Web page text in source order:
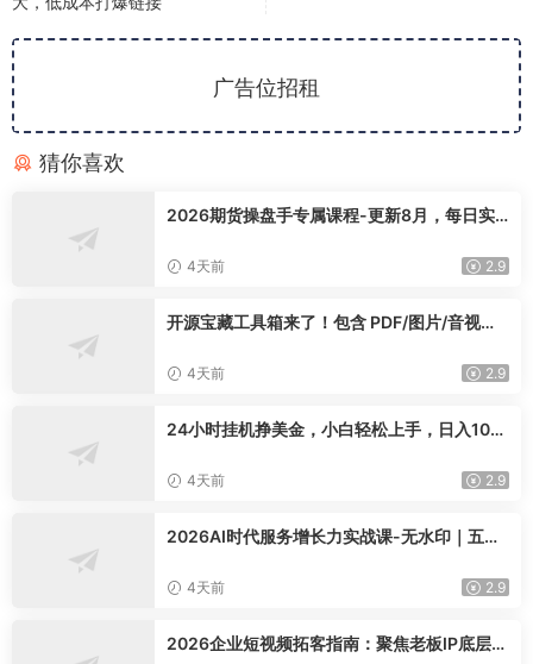
广告位招租
猜你喜欢
2026期货操盘手专属课程-更新8月，每日实
4天前 2.9
开源宝藏工具箱来了！包含 PDF/图片/音视频/
knit-desktop
4天前 2.9
24小时挂机挣美金，小白轻松上手，日入100
4天前 2.9
2026AI时代服务增长力实战课-无水印｜五力
卷实现长效业绩增长
4天前 2.9
2026企业短视频拓客指南：聚焦老板IP底层逻